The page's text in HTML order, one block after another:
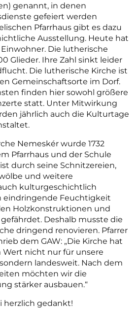
genannt, in denen
gefeiert werden
Pfarrhaus gibt es dazu
Ausstellung. Heute hat
Die lutherische
Glieder. Ihre Zahl sinkt leider
Die lutherische Kirche ist
Gemeinschaftsorte im Dorf.
finden hier sowohl größere
statt. Unter Mitwirkung
jährlich auch die Kulturtage
Nemeskér wurde 1732
Pfarrhaus und der Schule
durch seine Schnitzereien,
und weitere
kulturgeschichtlich
eindringende Feuchtigkeit
Holzkonstruktionen und
Deshalb musste die
dringend renovieren. Pfarrer
dem GAW: „Die Kirche hat
nicht nur für unsere
landesweit. Nach dem
möchten wir die
stärker ausbauen.“
herzlich gedankt!